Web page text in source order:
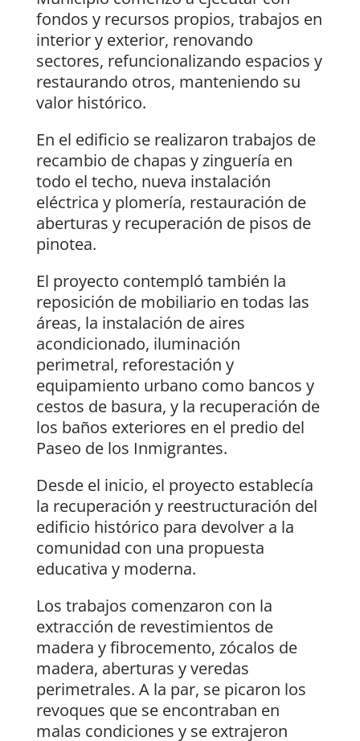
fondos y recursos propios, trabajos en
interior y exterior, renovando
sectores, refuncionalizando espacios y
restaurando otros, manteniendo su
valor histórico.
En el edificio se realizaron trabajos de
recambio de chapas y zinguería en
todo el techo, nueva instalación
eléctrica y plomería, restauración de
aberturas y recuperación de pisos de
pinotea.
El proyecto contempló también la
reposición de mobiliario en todas las
áreas, la instalación de aires
acondicionado, iluminación
perimetral, reforestación y
equipamiento urbano como bancos y
cestos de basura, y la recuperación de
los baños exteriores en el predio del
Paseo de los Inmigrantes.
Desde el inicio, el proyecto establecía
la recuperación y reestructuración del
edificio histórico para devolver a la
comunidad con una propuesta
educativa y moderna.
Los trabajos comenzaron con la
extracción de revestimientos de
madera y fibrocemento, zócalos de
madera, aberturas y veredas
perimetrales. A la par, se picaron los
revoques que se encontraban en
malas condiciones y se extrajeron